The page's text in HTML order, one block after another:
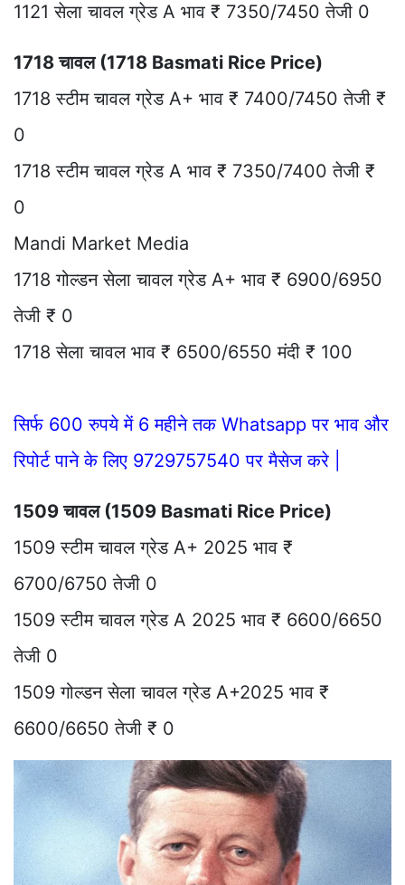
1121 सेला चावल ग्रेड A भाव ₹ 7350/7450 तेजी 0
1718 चावल (1718 Basmati Rice Price)
1718 स्टीम चावल ग्रेड A+ भाव ₹ 7400/7450 तेजी ₹
0
1718 स्टीम चावल ग्रेड A भाव ₹ 7350/7400 तेजी ₹
0
Mandi Market Media
1718 गोल्डन सेला चावल ग्रेड A+ भाव ₹ 6900/6950
तेजी ₹ 0
1718 सेला चावल भाव ₹ 6500/6550 मंदी ₹ 100
सिर्फ 600 रुपये में 6 महीने तक Whatsapp पर भाव और
रिपोर्ट पाने के लिए 9729757540 पर मैसेज करे |
1509 चावल (1509 Basmati Rice Price)
1509 स्टीम चावल ग्रेड A+ 2025 भाव ₹
6700/6750 तेजी 0
1509 स्टीम चावल ग्रेड A 2025 भाव ₹ 6600/6650
तेजी 0
1509 गोल्डन सेला चावल ग्रेड A+2025 भाव ₹
6600/6650 तेजी ₹ 0